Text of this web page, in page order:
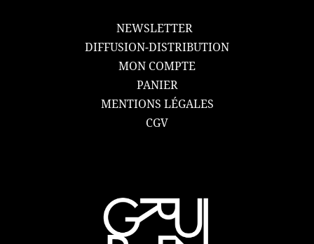
NEWSLETTER
DIFFUSION-DISTRIBUTION
MON COMPTE
PANIER
MENTIONS LÉGALES
CGV